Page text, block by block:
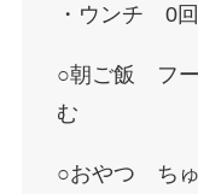
・ウンチ 0回
○朝ご飯 フー
む
○おやつ ちゅ